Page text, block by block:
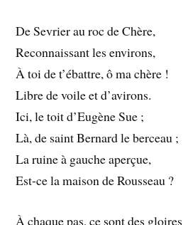
De Sevrier au roc de Chère,
Reconnaissant les environs,
À toi de t’ébattre, ô ma chère !
Libre de voile et d’avirons.
Ici, le toit d’Eugène Sue ;
Là, de saint Bernard le berceau ;
La ruine à gauche aperçue,
Est-ce la maison de Rousseau ?
À chaque pas, ce sont des gloires